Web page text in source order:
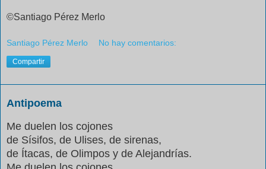
©Santiago Pérez Merlo
Santiago Pérez Merlo No hay comentarios:
Compartir
Antipoema
Me duelen los cojones
de Sísifos, de Ulises, de sirenas,
de Ítacas, de Olimpos y de Alejandrías.